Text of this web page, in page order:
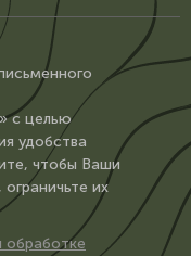
с целью
удобства
чтобы Ваши
их
обработке